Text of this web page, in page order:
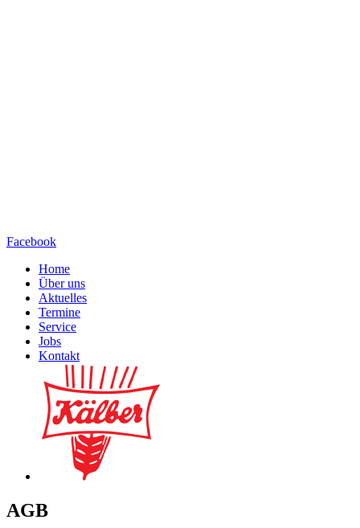
Facebook
Home
Über uns
Aktuelles
Termine
Service
Jobs
Kontakt
AGB